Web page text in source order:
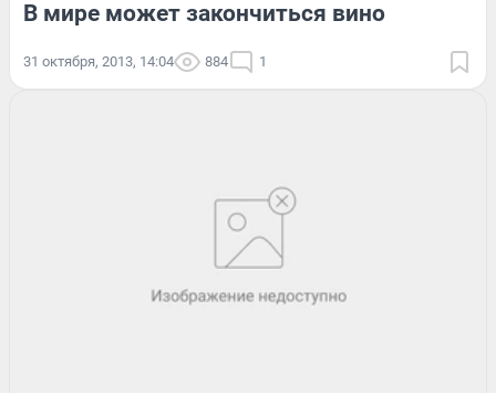
В мире может закончиться вино
31 октября, 2013, 14:04 884 1